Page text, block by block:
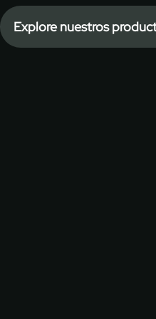
Explore nuestros